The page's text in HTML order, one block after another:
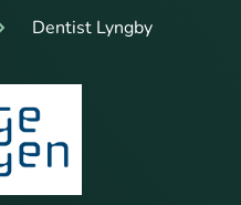
Dentist Lyngby